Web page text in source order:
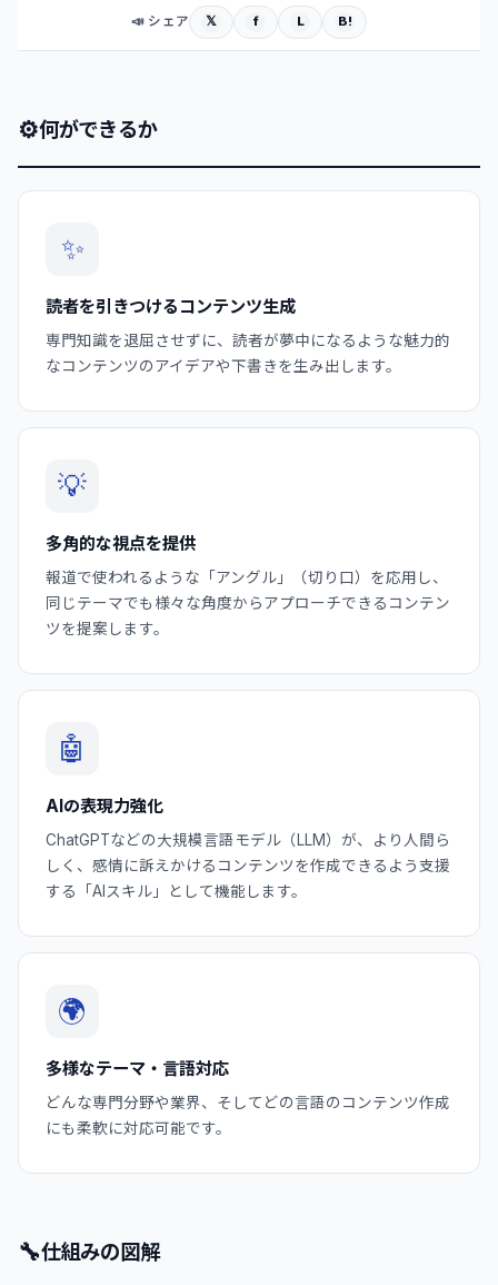
📣 シェア 𝕏 f L B!
⚙何ができるか
✨
読者を引きつけるコンテンツ生成
専門知識を退屈させずに、読者が夢中になるような魅力的
なコンテンツのアイデアや下書きを生み出します。
💡
多角的な視点を提供
報道で使われるような「アングル」（切り口）を応用し、
同じテーマでも様々な角度からアプローチできるコンテン
ツを提案します。
🤖
AIの表現力強化
ChatGPTなどの大規模言語モデル（LLM）が、より人間ら
しく、感情に訴えかけるコンテンツを作成できるよう支援
する「AIスキル」として機能します。
🌍
多様なテーマ・言語対応
どんな専門分野や業界、そしてどの言語のコンテンツ作成
にも柔軟に対応可能です。
🔧仕組みの図解